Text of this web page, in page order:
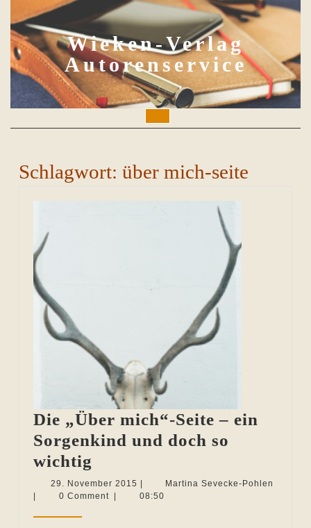
to
content
Wieken-Verlag
Autorenservice
Button
Schlagwort: über mich-seite
Die „Über mich“-Seite – ein
Sorgenkind und doch so
wichtig
„Über
mich“-
29. November 2015 29.
November
Martina Sevecke-Pohlen
0 Comment 08:50